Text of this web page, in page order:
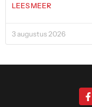
LEES MEER
3 augustus 2026